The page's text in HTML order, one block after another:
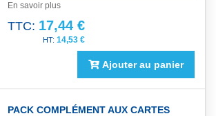
En savoir plus
TTC: 17,44 €
14,53 €
Ajouter au panier
PACK COMPLÉMENT AUX CARTES